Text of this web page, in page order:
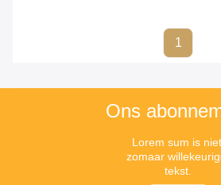
1
Ons
Lorem sum is niet
zomaar
tekst.